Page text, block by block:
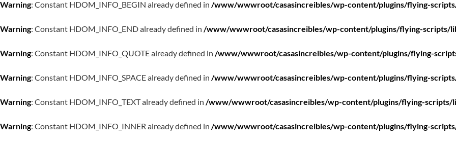
Warning: Constant HDOM_INFO_BEGIN already defined in /www/wwwroot/casasincreibles/wp-content/plugins/flying-
Warning: Constant HDOM_INFO_END already defined in /www/wwwroot/casasincreibles/wp-content/plugins/flying-scripts/
Warning: Constant HDOM_INFO_QUOTE already defined in /www/wwwroot/casasincreibles/wp-content/plugins/flying-
Warning: Constant HDOM_INFO_SPACE already defined in /www/wwwroot/casasincreibles/wp-content/plugins/flying-
Warning: Constant HDOM_INFO_TEXT already defined in /www/wwwroot/casasincreibles/wp-content/plugins/flying-scripts/
Warning: Constant HDOM_INFO_INNER already defined in /www/wwwroot/casasincreibles/wp-content/plugins/flying-